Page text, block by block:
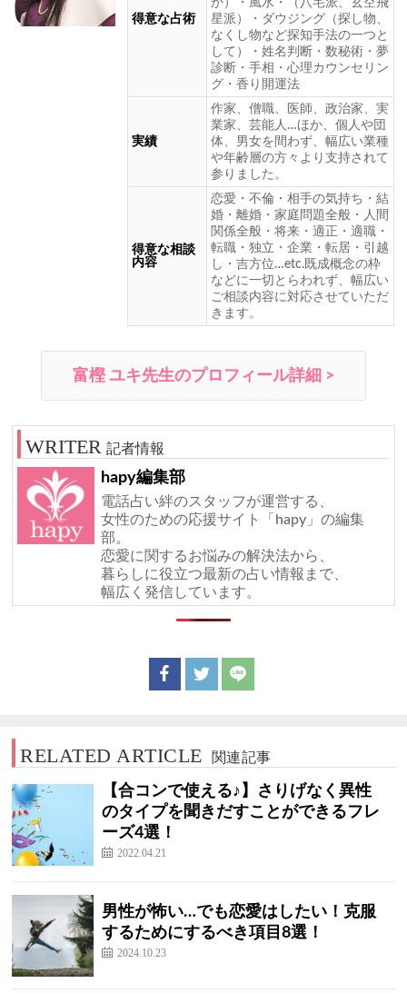
得意な占術
星派）・ダウジング（探し物、
なくし物など探知手法の一つと
して）・姓名判断・数秘術・夢
診断・手相・心理カウンセリン
グ・香り開運法
実績
作家、僧職、医師、政治家、実
業家、芸能人…ほか、個人や団
体、男女を間わず、幅広い業種
や年齢層の方々より支持されて
参りました。
得意な相談
内容
恋愛・不倫・相手の気持ち・結
婚・離婚・家庭問題全般・人間
関係全般・将来・適正・適職・
転職・独立・企業・転居・引越
し・吉方位…etc.既成概念の枠
などに一切とらわれず、幅広い
ご相談内容に対応させていただ
きます。
富樫 ユキ先生のプロフィール詳細 >
記者情報
hapy編集部
電話占い絆のスタッフが運営する、
女性のための応援サイト「hapy」の編集
部。
恋愛に関するお悩みの解決法から、
暮らしに役立つ最新の占い情報まで、
幅広く発信しています。
RELATED ARTICLE 関連記事
【合コンで使える♪】さりげなく異性
のタイプを聞きだすことができるフレ
ーズ4選！
2022.04.21
男性が怖い…でも恋愛はしたい！克服
するためにするべき項目8選！
2024.10.23